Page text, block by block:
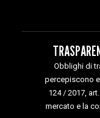
Obblighi di
percepiscono
124 / 2017,
mercato e la